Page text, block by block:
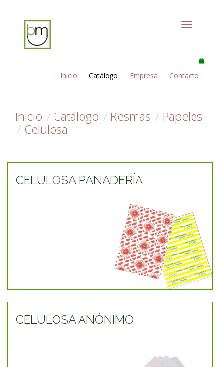
Toggle
Inicio Catálogo Empresa Contacto
Inicio Catálogo Resmas Papeles
Celulosa
CELULOSA PANADERÍA
CELULOSA ANÓNIMO